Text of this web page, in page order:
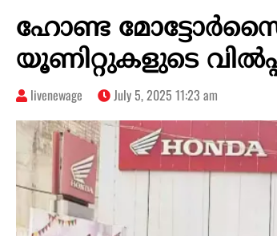
ഹോണ്ട
യൂണിറ്റുകളുടെ
livenewage July 5, 2025 11:23 am